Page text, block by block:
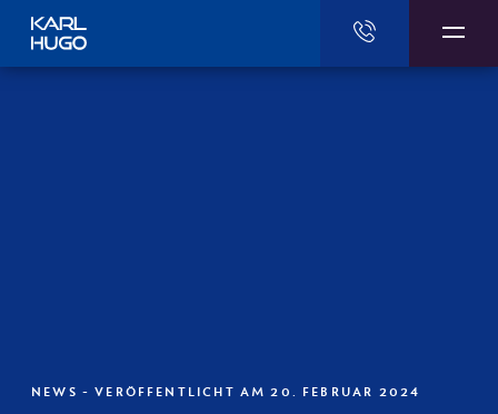
NEWS - VERÖFFENTLICHT AM 20. FEBRUAR 2024
Karl Hugo